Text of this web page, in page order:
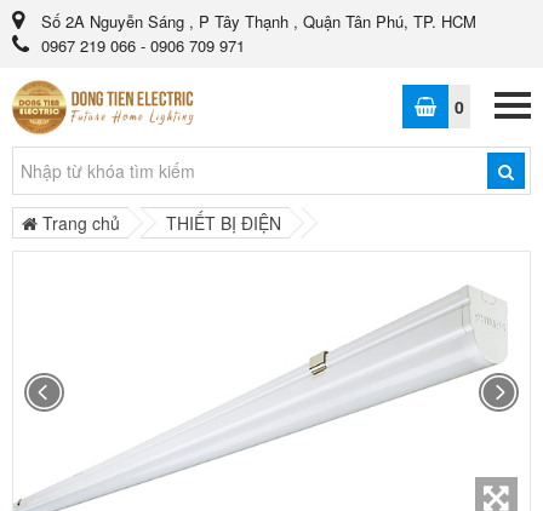
Số 2A Nguyễn Sáng , P Tây Thạnh , Quận Tân Phú, TP. HCM
0967 219 066 - 0906 709 971
0
Trang chủ THIẾT BỊ ĐIỆN